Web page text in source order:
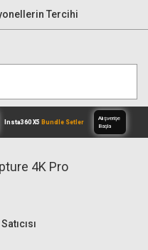
Tercihi
4K Pro